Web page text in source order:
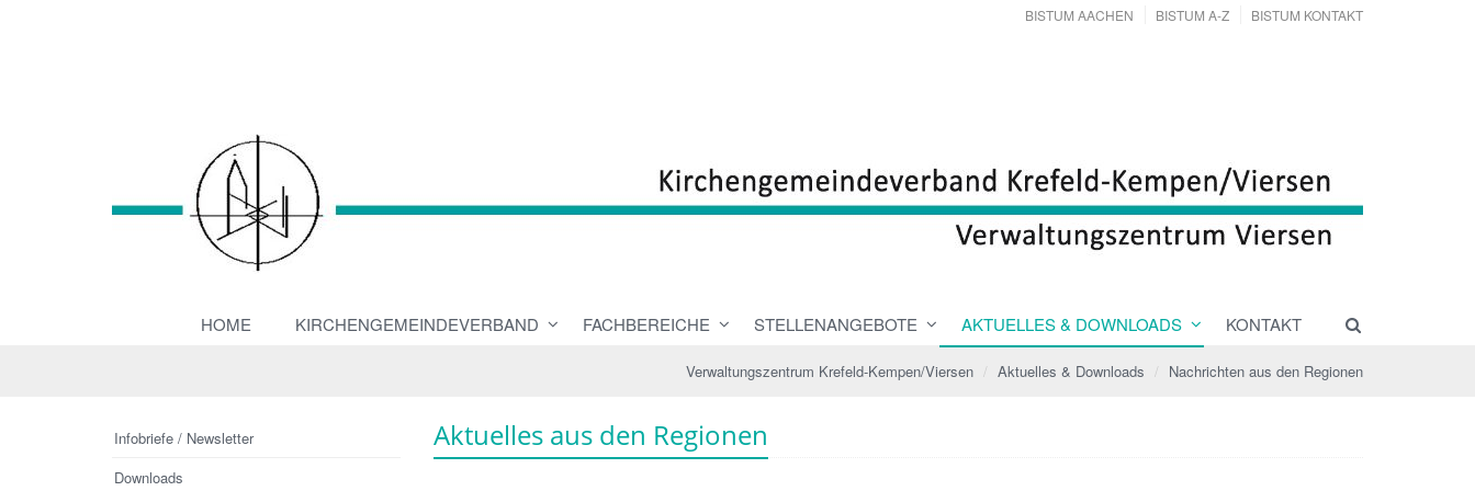
BISTUM AACHEN BISTUM A-Z BISTUM KONTAKT
HOME KIRCHENGEMEINDEVERBAND FACHBEREICHE STELLENANGEBOTE AKTUELLES & DOWNLOADS KONTAKT
Verwaltungszentrum Krefeld-Kempen/Viersen Aktuelles & Downloads Nachrichten aus den Regionen
Aktuelles aus den Regionen
Infobriefe / Newsletter
Downloads